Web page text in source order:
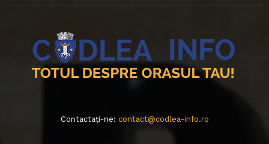
Contactați-ne: contact@codlea-info.ro